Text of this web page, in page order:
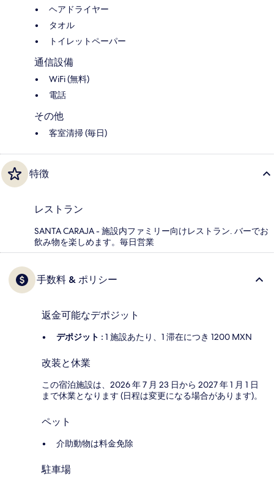
ヘアドライヤー
タオル
トイレットペーパー
通信設備
WiFi (無料)
電話
その他
客室清掃 (毎日)
特徴
レストラン
SANTA CARAJA - 施設内ファミリー向けレストラン. バーでお
飲み物を楽しめます。毎日営業
手数料 & ポリシー
返金可能なデポジット
デポジット : 1 施設あたり、1 滞在につき 1200 MXN
改装と休業
この宿泊施設は、2026 年 7 月 23 日から 2027 年 1 月 1 日
まで休業となります (日程は変更になる場合があります)。
ペット
介助動物は料金免除
駐車場